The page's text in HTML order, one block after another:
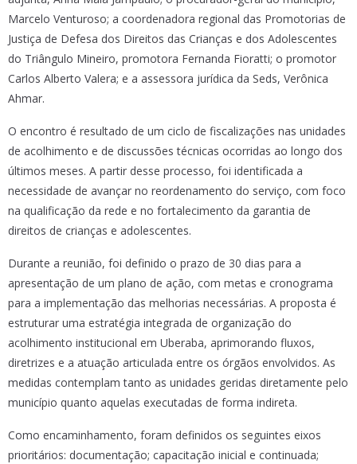
Marcelo Venturoso; a coordenadora regional das Promotorias de
Justiça de Defesa dos Direitos das Crianças e dos Adolescentes
do Triângulo Mineiro, promotora Fernanda Fioratti; o promotor
Carlos Alberto Valera; e a assessora jurídica da Seds, Verônica
Ahmar.
O encontro é resultado de um ciclo de fiscalizações nas unidades
de acolhimento e de discussões técnicas ocorridas ao longo dos
últimos meses. A partir desse processo, foi identificada a
necessidade de avançar no reordenamento do serviço, com foco
na qualificação da rede e no fortalecimento da garantia de
direitos de crianças e adolescentes.
Durante a reunião, foi definido o prazo de 30 dias para a
apresentação de um plano de ação, com metas e cronograma
para a implementação das melhorias necessárias. A proposta é
estruturar uma estratégia integrada de organização do
acolhimento institucional em Uberaba, aprimorando fluxos,
diretrizes e a atuação articulada entre os órgãos envolvidos. As
medidas contemplam tanto as unidades geridas diretamente pelo
município quanto aquelas executadas de forma indireta.
Como encaminhamento, foram definidos os seguintes eixos
prioritários: documentação; capacitação inicial e continuada;